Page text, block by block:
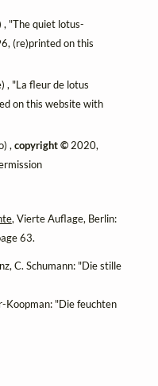
, "The quiet lotus-
(re)printed on this
, "La fleur de lotus
on this website with
,copyright ©2020,
, Vierte Auflage, Berlin:
63.
C. Schumann: "Die stille
Koopman: "Die feuchten